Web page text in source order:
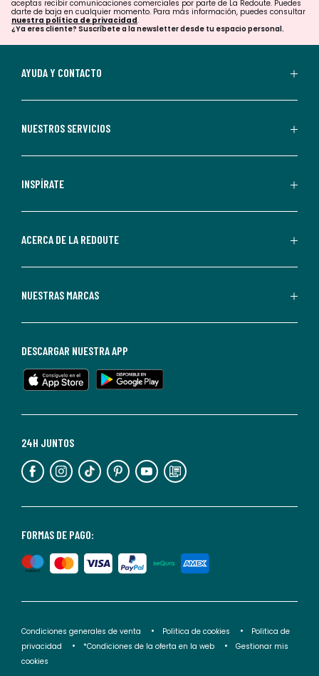
confirmar
tu
suscripción.
aceptas
comerciales
personalizadas
parte
Redoute.
de
en
cualquier
Para
información,
puedes
nuestra
de
privacidad</2>.
aceptas recibir comunicaciones comerciales por parte de La Redoute. Puedes
darte de baja en cualquier momento. Para más información, puedes consultar
nuestra política de privacidad.
¿Ya eres cliente? Suscríbete a la newsletter desde tu espacio personal.
AYUDA Y CONTACTO
NUESTROS SERVICIOS
INSPÍRATE
ACERCA DE LA REDOUTE
NUESTRAS MARCAS
FORMAS DE PAGO:
24H JUNTOS
DESCARGAR NUESTRA APP
Condiciones generales de venta Politica de cookies
Politica de
privacidad
*Condiciones de la oferta en la web
Gestionar mis
cookies